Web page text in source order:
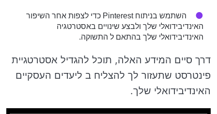
השתמש בניתוח Pinterest כדי לצפות אחר השיפור
האינדיבידואלי שלך ולבצע שינויים באסטרטגיה
האינדיבידואלי שלך בהתאם ל התשוקה.
דרך סיים המידע האלה, תוכל להגדיל אסטרטגיית
פינטרסט שתעזור לך להצליח ב ליעדים העסקיים
האינדיבידואלי שלך.